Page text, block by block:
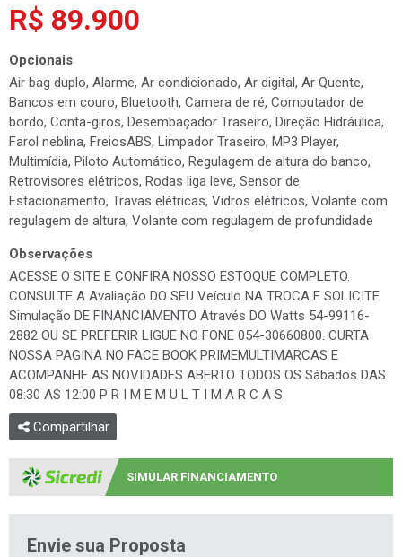
R$ 89.900
Opcionais
Air bag duplo, Alarme, Ar condicionado, Ar digital, Ar Quente,
Bancos em couro, Bluetooth, Camera de ré, Computador de
bordo, Conta-giros, Desembaçador Traseiro, Direção Hidráulica,
Farol neblina, FreiosABS, Limpador Traseiro, MP3 Player,
Multimídia, Piloto Automático, Regulagem de altura do banco,
Retrovisores elétricos, Rodas liga leve, Sensor de
Estacionamento, Travas elétricas, Vidros elétricos, Volante com
regulagem de altura, Volante com regulagem de profundidade
Observações
ACESSE O SITE E CONFIRA NOSSO ESTOQUE COMPLETO.
CONSULTE A Avaliação DO SEU Veículo NA TROCA E SOLICITE
Simulação DE FINANCIAMENTO Através DO Watts 54-99116-
2882 OU SE PREFERIR LIGUE NO FONE 054-30660800. CURTA
NOSSA PAGINA NO FACE BOOK PRIMEMULTIMARCAS E
ACOMPANHE AS NOVIDADES ABERTO TODOS OS Sábados DAS
08:30 AS 12:00 P R I M E M U L T I M A R C A S.
Compartilhar
SIMULAR FINANCIAMENTO
Envie sua Proposta